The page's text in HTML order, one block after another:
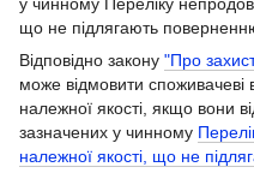
що не підлягають
Відповідно закону "Про
може відмовити споживачеві
належної якості, якщо вони
зазначених у чинному
належної якості, що не